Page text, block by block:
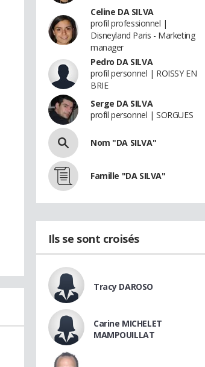
Celine DA SILVA
profil professionnel |
Disneyland Paris - Marketing
manager
Pedro DA SILVA
profil personnel | ROISSY EN
BRIE
Serge DA SILVA
profil personnel | SORGUES
Nom "DA SILVA"
Famille "DA SILVA"
Ils se sont croisés
Tracy DAROSO
Carine MICHELET
MAMPOUILLAT